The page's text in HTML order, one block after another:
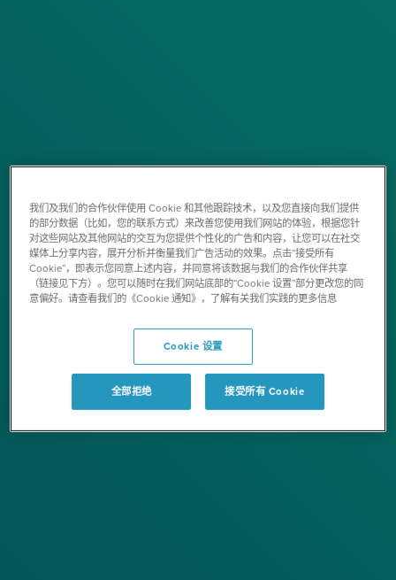
我们及我们的合作伙伴使用 Cookie 和其他跟踪技术，以及您直接向我们提供
的部分数据（比如，您的联系方式）来改善您使用我们网站的体验，根据您针
对这些网站及其他网站的交互为您提供个性化的广告和内容，让您可以在社交
媒体上分享内容，展开分析并衡量我们广告活动的效果。点击“接受所有
Cookie”，即表示您同意上述内容，并同意将该数据与我们的合作伙伴共享
（链接见下方）。您可以随时在我们网站底部的“Cookie 设置”部分更改您的同
意偏好。请查看我们的《Cookie 通知》，了解有关我们实践的更多信息
Cookie 设置
全部拒绝 接受所有 Cookie